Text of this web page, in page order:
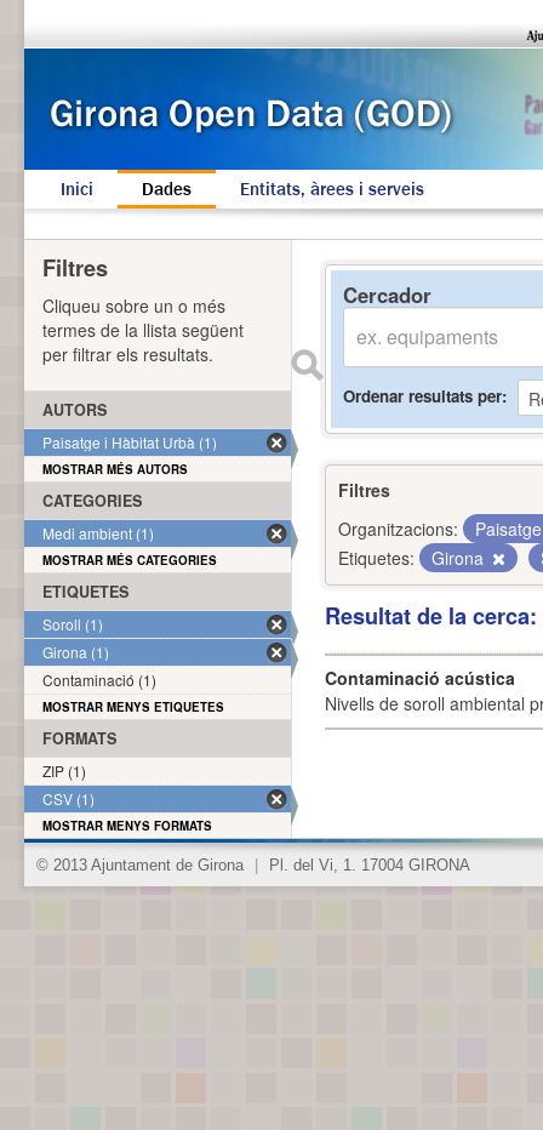
Inici Dades Entitats, àrees i serveis
Cercador
Ordenar resultats per
Filtres
Organitzacions:
Etiquetes:
Girona
Resultat de la
Contaminació acústica
Nivells de soroll ambiental
Filtres
Cliqueu sobre un o més
termes de la llista següent
per filtrar els resultats.
AUTORS
Paisatge i Hàbitat Urbà (1)
MOSTRAR MÉS AUTORS
CATEGORIES
Medi ambient (1)
MOSTRAR MÉS CATEGORIES
ETIQUETES
Soroll (1)
Girona (1)
Contaminació (1)
MOSTRAR MENYS ETIQUETES
FORMATS
ZIP (1)
CSV (1)
MOSTRAR MENYS FORMATS
© 2013 Ajuntament de Girona Pl. del Vi, 1. 17004 GIRONA